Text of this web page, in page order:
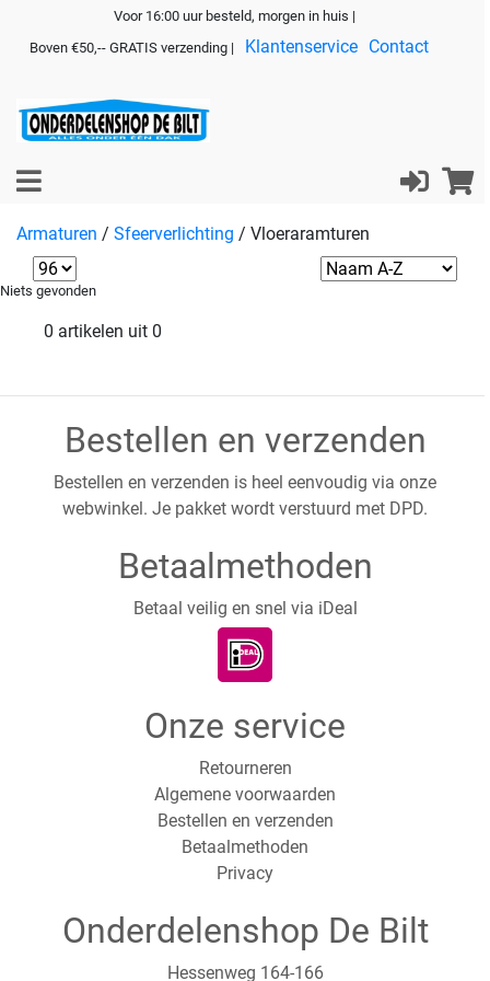
Voor 16:00 uur besteld, morgen in huis |
Boven €50,-- GRATIS verzending |
Klantenservice Contact
Armaturen / Sfeerverlichting / Vloeraramturen
Niets gevonden
0 artikelen uit 0
Bestellen en verzenden
Bestellen en verzenden is heel eenvoudig via onze
webwinkel. Je pakket wordt verstuurd met DPD.
Betaalmethoden
Betaal veilig en snel via iDeal
Onze service
Retourneren
Algemene voorwaarden
Bestellen en verzenden
Betaalmethoden
Privacy
Onderdelenshop De Bilt
Hessenweg 164-166